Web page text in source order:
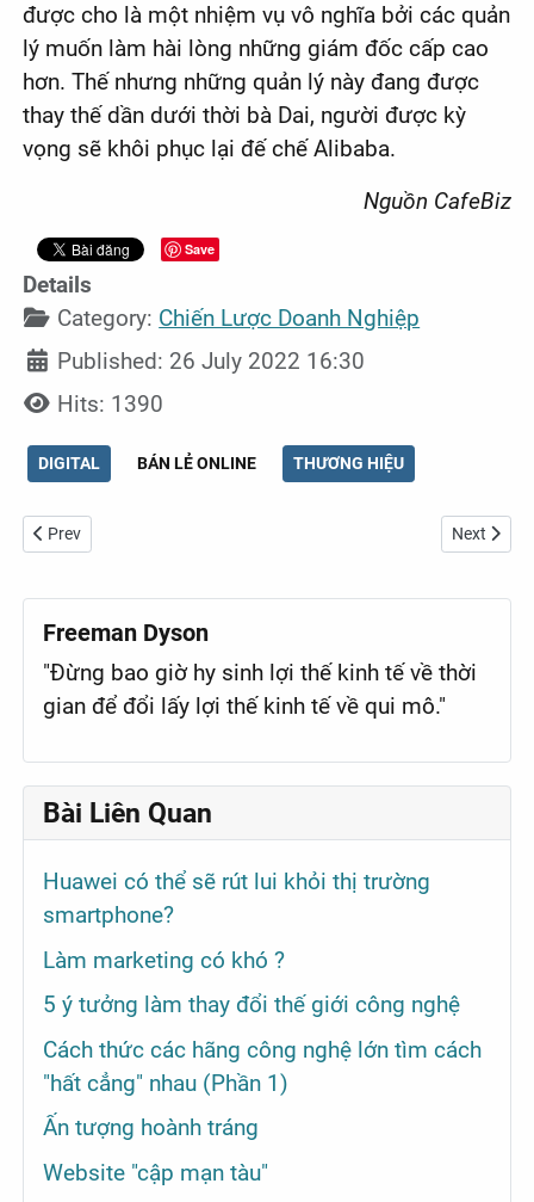
được cho là một nhiệm vụ vô nghĩa bởi các quản
lý muốn làm hài lòng những giám đốc cấp cao
hơn. Thế nhưng những quản lý này đang được
thay thế dần dưới thời bà Dai, người được kỳ
vọng sẽ khôi phục lại đế chế Alibaba.
Nguồn CafeBiz
Save
Details
Category: Chiến Lược Doanh Nghiệp
Published: 26 July 2022 16:30
Hits: 1390
DIGITAL BÁN LẺ ONLINE THƯƠNG HIỆU
Previous article: Dụng nhân như dụng mộc - có chắc anh chị biết
Prev Next
Next
Freeman Dyson
"Đừng bao giờ hy sinh lợi thế kinh tế về thời
gian để đổi lấy lợi thế kinh tế về qui mô."
Bài Liên Quan
Huawei có thể sẽ rút lui khỏi thị trường
smartphone?
Làm marketing có khó ?
5 ý tưởng làm thay đổi thế giới công nghệ
Cách thức các hãng công nghệ lớn tìm cách
"hất cẳng" nhau (Phần 1)
Ấn tượng hoành tráng
Website "cập mạn tàu"